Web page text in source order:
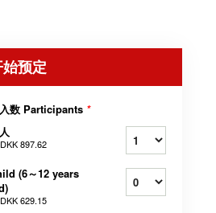
预定
数 Participants *
DKK 897.62
(6～12 years
DKK 629.15